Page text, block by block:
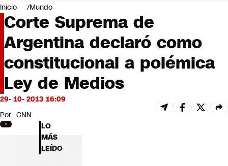
Negocios
Deportes
Programas completos
Cultura
Servicios
Bits
CNN tiempo
Futuro 360
Inicio Mundo
Corte Suprema de
Argentina declaró como
constitucional a polémica
Ley de Medios
29- 10- 2013 16:09
Por CNN
LO
MÁS
LEÍDO